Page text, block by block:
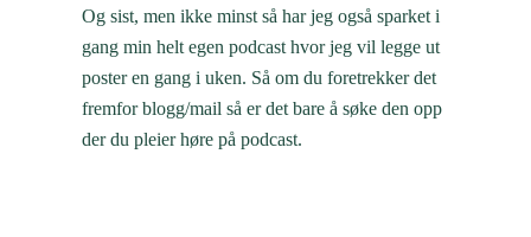
Og sist, men ikke minst så har jeg også sparket i
gang min helt egen podcast hvor jeg vil legge ut
poster en gang i uken. Så om du foretrekker det
fremfor blogg/mail så er det bare å søke den opp
der du pleier høre på podcast.